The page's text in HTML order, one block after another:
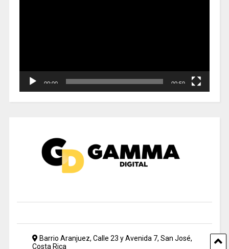
00:00 00:59
Barrio Aranjuez, Calle 23 y Avenida 7, San José,
Costa Rica